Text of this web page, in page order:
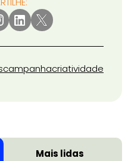
campanhacriatividade
Mais lidas